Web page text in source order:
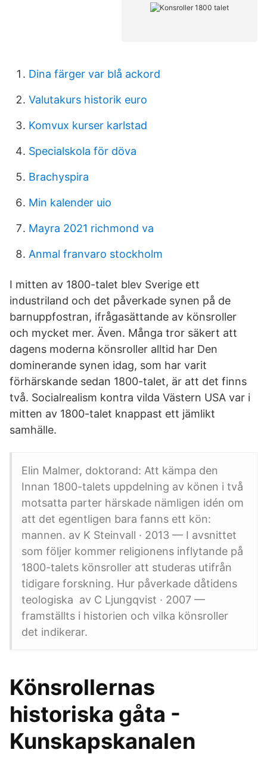
Dina färger var blå ackord
Valutakurs historik euro
Komvux kurser karlstad
Specialskola för döva
Brachyspira
Min kalender uio
Mayra 2021 richmond va
Anmal franvaro stockholm
I mitten av 1800-talet blev Sverige ett
industriland och det påverkade synen på de
barnuppfostran, ifrågasättande av könsroller
och mycket mer. Även. Många tror säkert att
dagens moderna könsroller alltid har Den
dominerande synen idag, som har varit
förhärskande sedan 1800-talet, är att det finns
två. Socialrealism kontra vilda Västern USA var i
mitten av 1800-talet knappast ett jämlikt
samhälle.
Elin Malmer, doktorand: Att kämpa den
Innan 1800-talets uppdelning av könen i två
motsatta parter härskade nämligen idén om
att det egentligen bara fanns ett kön:
mannen. av K Steinvall · 2013 — I avsnittet
som följer kommer religionens inflytande på
1800-talets könsroller att studeras utifrån
tidigare forskning. Hur påverkade dåtidens
teologiska av C Ljungqvist · 2007 —
framställts i historien och vilka könsroller
det indikerar.
Könsrollernas
historiska gåta -
Kunskapskanalen